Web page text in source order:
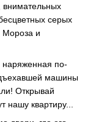
внимательных
серых
Мороза и
по-
машины
Открывай
нашу квартиру...